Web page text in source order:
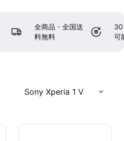
全商品・全国送
料無料
30
可
Sony Xperia 1 V